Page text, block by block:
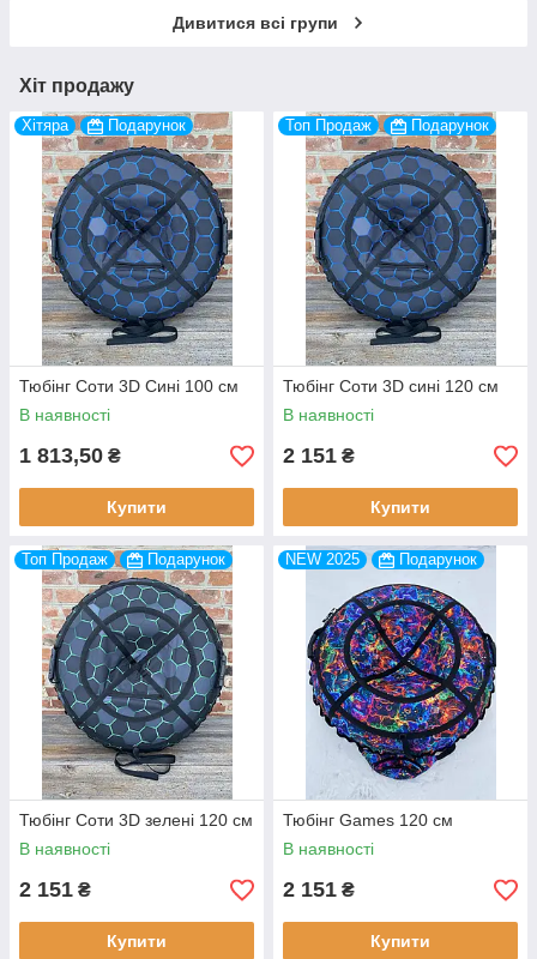
Дивитися всі групи
Хіт продажу
Хітяра Подарунок
Тюбінг Соти 3D Сині 100 см
В наявності
1 813,50 ₴
Купити
Топ Продаж Подарунок
Тюбінг Соти 3D сині 120 см
В наявності
2 151 ₴
Купити
Топ Продаж Подарунок
Тюбінг Соти 3D зелені 120 см
В наявності
2 151 ₴
Купити
NEW 2025 Подарунок
Тюбінг Games 120 см
В наявності
2 151 ₴
Купити